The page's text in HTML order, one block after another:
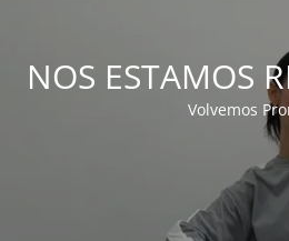
NOS ESTAMOS
Volvemos